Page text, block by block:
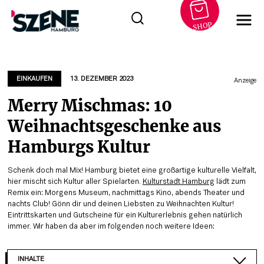
springen
SHOP
EINKAUFEN 13. DEZEMBER 2023 Anzeige
Merry Mischmas: 10
Weihnachtsgeschenke aus
Hamburgs Kultur
Schenk doch mal Mix! Hamburg bietet eine großartige kulturelle Vielfalt,
hier mischt sich Kultur aller Spielarten. Kulturstadt Hamburg lädt zum
Remix ein: Morgens Museum, nachmittags Kino, abends Theater und
nachts Club! Gönn dir und deinen Liebsten zu Weihnachten Kultur!
Eintrittskarten und Gutscheine für ein Kulturerlebnis gehen natürlich
immer. Wir haben da aber im folgenden noch weitere Ideen:
INHALTE